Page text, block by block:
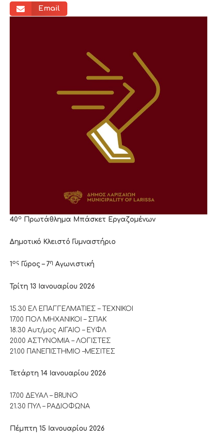
Email
40ο Πρωτάθλημα Μπάσκετ Εργαζομένων
Δημοτικό Κλειστό Γυμναστήριο
1 ος Γύρος – 7η Αγωνιστική
Τρίτη 13 Ιανουαρίου 2026
15.30 ΕΛ ΕΠΑΓΓΕΛΜΑΤΙΕΣ – ΤΕΧΝΙΚΟΙ
17.00 ΠΟΛ ΜΗΧΑΝΙΚΟΙ – ΣΠΑΚ
18.30 Αυτ/μος ΑΙΓΑΙΟ – ΕΥΦΛ
20.00 ΑΣΤΥΝΟΜΙΑ – ΛΟΓΙΣΤΕΣ
21.00 ΠΑΝΕΠΙΣΤΗΜΙΟ –ΜΕΣΙΤΕΣ
Τετάρτη 14 Ιανουαρίου 2026
17.00 ΔΕΥΑΛ – BRUNO
21.30 ΠΥΛ – ΡΑΔΙΟΦΩΝΑ
Πέμπτη 15 Ιανουαρίου 2026